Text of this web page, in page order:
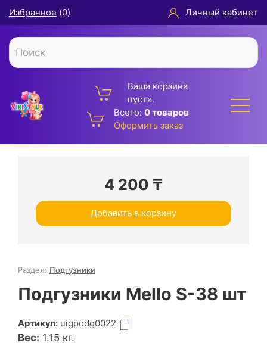
Избранное (0) Личный кабинет
Ваша корзина
пуста.
Всего: 0 товаров
Оформить заказ
4 200 ₸
Добавить в корзину
Раздел: Подгузники
Подгузники Mello S-38 шт
Артикул: uigpodg0022
Вес: 1.15 кг.